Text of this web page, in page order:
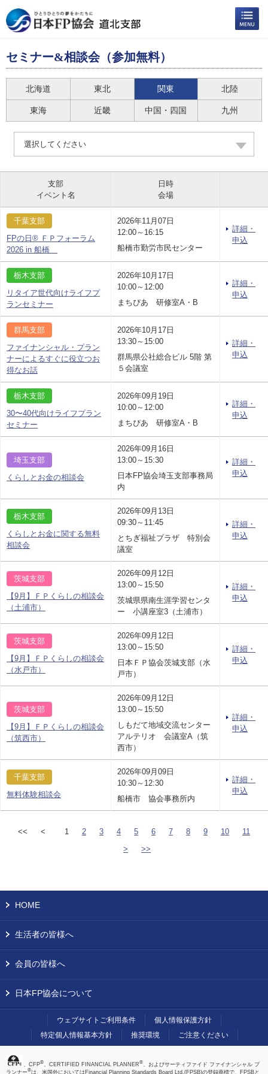
セミナー&相談会（参加無料）
北海道 東北 関東 北陸
東海 近畿 中国・四国 九州
選択してください
支部
イベント名
日時
会場
千葉支部
FPの日® ＦＰフォーラム
2026 in 船橋
2026年11月07日
12:00～16:15
船橋市勤労市民センター
詳細・
申込
栃木支部
リタイア世代向けライフプ
ランセミナー
2026年10月17日
10:00～12:00
まちぴあ 研修室A・B
詳細・
申込
群馬支部
ファイナンシャル・プラン
ナーによるすぐに役立つお
得なお話
2026年10月17日
13:30～15:00
群馬県公社総合ビル 5階 第
５会議室
詳細・
申込
栃木支部
30〜40代向けライフプラン
セミナー
2026年09月19日
10:00～12:00
まちぴあ 研修室A・B
詳細・
申込
埼玉支部
くらしとお金の相談会
2026年09月16日
13:00～15:30
日本FP協会埼玉支部事務局
内
詳細・
申込
栃木支部
くらしとお金に関する無料
相談会
2026年09月13日
09:30～11:45
とちぎ福祉プラザ 特別会
議室
詳細・
申込
茨城支部
【9月】ＦＰくらしの相談会
（土浦市）
2026年09月12日
13:00～15:50
茨城県県南生涯学習センタ
ー 小講座室3（土浦市）
詳細・
申込
茨城支部
【9月】ＦＰくらしの相談会
（水戸市）
2026年09月12日
13:00～15:50
日本ＦＰ協会茨城支部（水
戸市）
詳細・
申込
茨城支部
【9月】ＦＰくらしの相談会
（筑西市）
2026年09月12日
13:00～15:50
しもだて地域交流センター
アルテリオ 会議室A（筑
西市）
詳細・
申込
千葉支部
無料体験相談会
2026年09月09日
10:30～12:30
船橋市 協会事務所内
詳細・
申込
<< < 1 2 3 4 5 6 7 8 9 10
11
>
>>
HOME
生活者の皆様へ
会員の皆様へ
日本FP協会について
ウェブサイトご利用条件
個人情報保護方針
特定個人情報基本方針
推奨環境 ご注意ください
、CFP®、CERTIFIED FINANCIAL PLANNER®、およびサーティファイド ファイナンシャル プ
ランナー®は、米国外においてはFinancial Planning Standards Board Ltd.(FPSB)の登録商標で、FPSBと